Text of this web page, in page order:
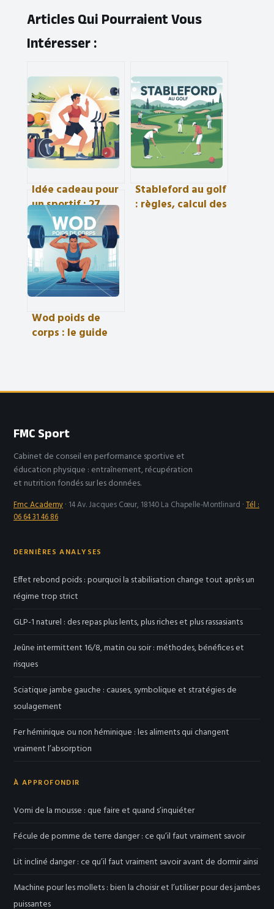
Articles Qui Pourraient Vous
Intéresser :
Idée cadeau pour
un sportif : 27
pistes utiles et
vraiment
motivantes
Stableford au golf
: règles, calcul des
Wod poids de
corps : le guide
FMC Sport
Cabinet de conseil en performance sportive et
éducation physique : entraînement, récupération
et nutrition fondés sur les données.
Fmc Academy · 14 Av. Jacques Cœur, 18140 La Chapelle-Montlinard · Tél :
06 64 31 46 86
DERNIÈRES ANALYSES
Effet rebond poids : pourquoi la stabilisation change tout après un
régime trop strict
GLP-1 naturel : des repas plus lents, plus riches et plus rassasiants
Jeûne intermittent 16/8, matin ou soir : méthodes, bénéfices et
risques
Sciatique jambe gauche : causes, symbolique et stratégies de
soulagement
Fer héminique ou non héminique : les aliments qui changent
vraiment l’absorption
À APPROFONDIR
Vomi de la mousse : que faire et quand s’inquiéter
Fécule de pomme de terre danger : ce qu’il faut vraiment savoir
Lit incliné danger : ce qu’il faut vraiment savoir avant de dormir ainsi
Machine pour les mollets : bien la choisir et l’utiliser pour des jambes
puissantes